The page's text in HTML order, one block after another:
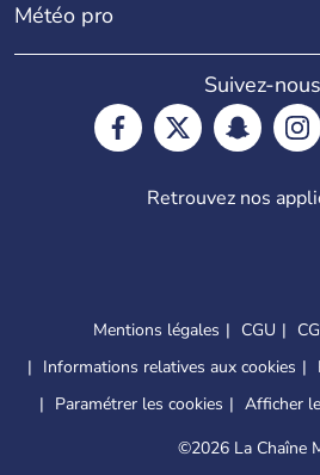
Météo pro
Suivez-
Retrouvez nos
Mentions légales CGU
Informations relatives aux cookies
Paramétrer les cookies
Afficher
©2026 La Chaîne